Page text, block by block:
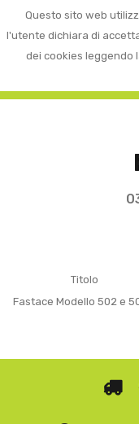
Questo sito web
l'utente dichiara di
dei cookies leggendo
☰
Titolo
Fastace Modello 502 e